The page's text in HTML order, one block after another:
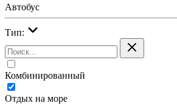
Автобус
Тип:
Комбинированный
Отдых на море